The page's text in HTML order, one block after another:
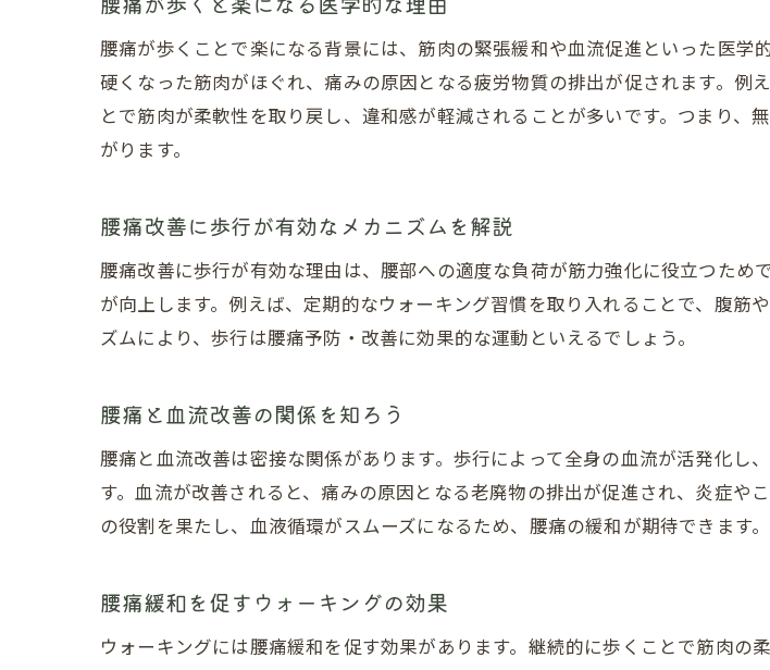
腰痛悪化を防ぐ正し
奏でる整骨院
腰痛が歩くことで楽になる背景には、筋肉の緊張緩和や血流促進といった医学
硬くなった筋肉がほぐれ、痛みの原因となる疲労物質の排出が促されます。
とで筋肉が柔軟性を取り戻し、違和感が軽減されることが多いです。つまり
がります。
腰痛改善に歩行が有効なメカニズムを解説
腰痛改善に歩行が有効な理由は、腰部への適度な負荷が筋力強化に役立つた
が向上します。例えば、定期的なウォーキング習慣を取り入れることで、腹
ズムにより、歩行は腰痛予防・改善に効果的な運動といえるでしょう。
腰痛と血流改善の関係を知ろう
腰痛と血流改善は密接な関係があります。歩行によって全身の血流が活発化
す。血流が改善されると、痛みの原因となる老廃物の排出が促進され、炎症
の役割を果たし、血液循環がスムーズになるため、腰痛の緩和が期待できます。
腰痛緩和を促すウォーキングの効果
ウォーキングには腰痛緩和を促す効果があります。継続的に歩くことで筋肉